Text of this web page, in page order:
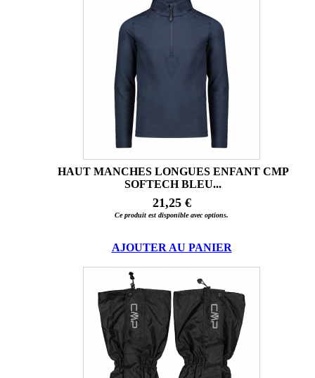
HAUT MANCHES LONGUES ENFANT CMP
SOFTECH BLEU...
21,25 €
Ce produit est disponible avec options.
AJOUTER AU PANIER